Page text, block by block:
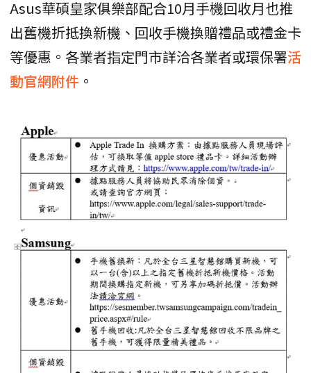
Asus華碩皇家俱樂部配合10月手機回收月也推
出舊機折抵換新機、回收手機換贈禮品或禮金卡
等優惠。各業者指定門市詳洽各業者或環保署活
動官網附件 。